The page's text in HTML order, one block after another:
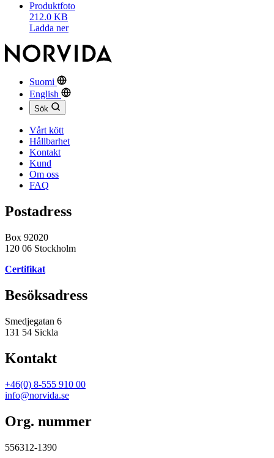
Produktfoto
212.0 KB
Ladda ner
Suomi
English
Sök
Vårt kött
Hållbarhet
Kontakt
Kund
Om oss
FAQ
Postadress
Box 92020
120 06 Stockholm
Certifikat
Besöksadress
Smedjegatan 6
131 54 Sickla
Kontakt
+46(0) 8-555 910 00
info@norvida.se
Org. nummer
556312-1390